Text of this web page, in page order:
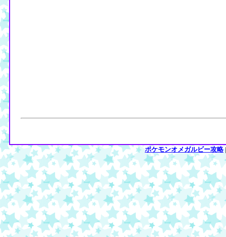
ポケモンオメガルビー攻略